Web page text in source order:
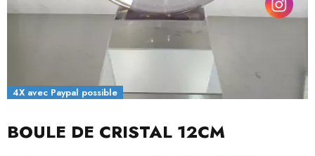
4X avec Paypal possible
BOULE DE CRISTAL 12CM